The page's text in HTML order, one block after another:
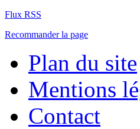
Flux RSS
Recommander la page
Plan du site
Mentions
Contact